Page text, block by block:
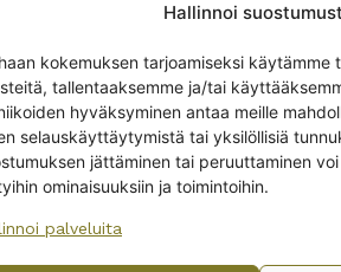
Hallinnoi
kokemuksen tarjoamiseksi käytämme
tallentaaksemme ja/tai
hyväksyminen antaa meille
selauskäyttäytymistä tai yksilöllisiä
jättäminen tai peruuttaminen
ominaisuuksiin ja toimintoihin.
palveluita
Get -5%
off?
Yes! I want the